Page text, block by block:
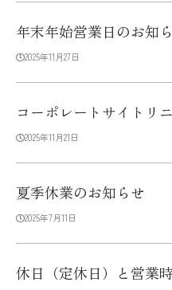
年末年始営業日のお知
2025年11月27日
コーポレートサイトリ
2025年11月21日
夏季休業のお知らせ
2025年7月11日
休日（定休日）と営業